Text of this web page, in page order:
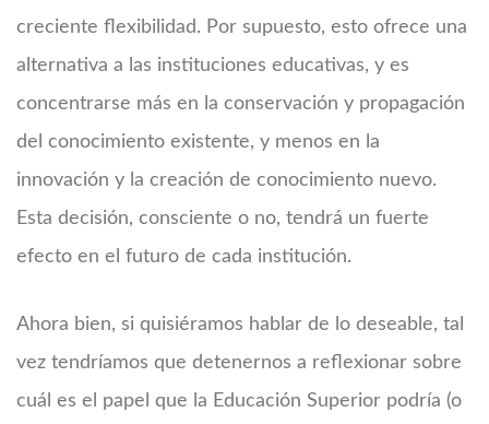
creciente flexibilidad. Por supuesto, esto ofrece una
alternativa a las instituciones educativas, y es
concentrarse más en la conservación y propagación
del conocimiento existente, y menos en la
innovación y la creación de conocimiento nuevo.
Esta decisión, consciente o no, tendrá un fuerte
efecto en el futuro de cada institución.
Ahora bien, si quisiéramos hablar de lo deseable, tal
vez tendríamos que detenernos a reflexionar sobre
cuál es el papel que la Educación Superior podría (o